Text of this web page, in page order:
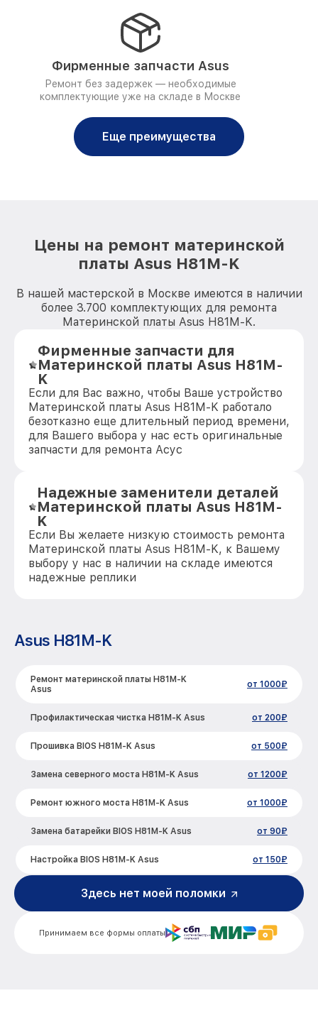
Фирменные запчасти Asus
Ремонт без задержек — необходимые
комплектующие уже на складе в Москве
Еще преимущества
Цены на ремонт материнской
платы Asus H81M-K
В нашей мастерской в Москве имеются в наличии
более 3.700 комплектующих для ремонта
Материнской платы Asus H81M-K.
Фирменные запчасти для
Материнской платы Asus H81M-
K
Если для Вас важно, чтобы Ваше устройство
Материнской платы Asus H81M-K работало
безотказно еще длительный период времени,
для Вашего выбора у нас есть оригинальные
запчасти для ремонта Асус
Надежные заменители деталей
Материнской платы Asus H81M-
K
Если Вы желаете низкую стоимость ремонта
Материнской платы Asus H81M-K, к Вашему
выбору у нас в наличии на складе имеются
надежные реплики
Asus H81M-K
Ремонт материнской платы H81M-K
Asus
от 1000₽
Профилактическая чистка H81M-K Asus от 200₽
Прошивка BIOS H81M-K Asus от 500₽
Замена северного моста H81M-K Asus от 1200₽
Ремонт южного моста H81M-K Asus от 1000₽
Замена батарейки BIOS H81M-K Asus от 90₽
Настройка BIOS H81M-K Asus от 150₽
Принимаем все формы оплаты
Здесь нет моей поломки